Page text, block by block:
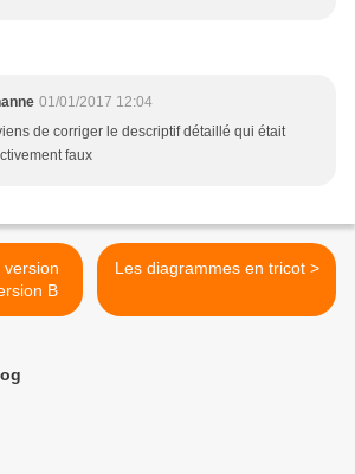
01/01/2017 12:04
de corriger le descriptif détaillé qui était
faux
B
Les diagrammes en tricot >